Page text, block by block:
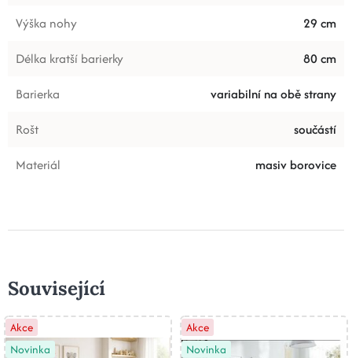
Výška nohy
29 cm
Délka kratší barierky
80 cm
Barierka
variabilní na obě strany
Rošt
součástí
Materiál
masiv borovice
Související
Akce
Novinka
Akce
Novinka